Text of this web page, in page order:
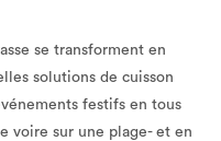
se transforment en
solutions de cuisson
festifs en tous
voire sur une plage- et en